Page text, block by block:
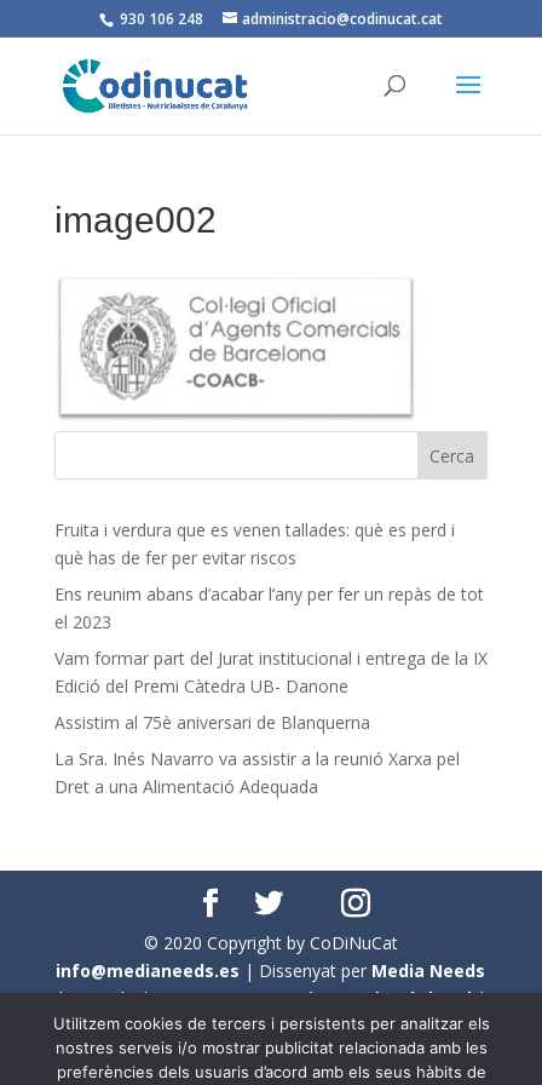
930 106 248 administracio@codinucat.cat
image002
Fruita i verdura que es venen tallades: què es perd i
què has de fer per evitar riscos
Ens reunim abans d’acabar l’any per fer un repàs de tot
el 2023
Vam formar part del Jurat institucional i entrega de la IX
Edició del Premi Càtedra UB- Danone
Assistim al 75è aniversari de Blanquerna
La Sra. Inés Navarro va assistir a la reunió Xarxa pel
Dret a una Alimentació Adequada
© 2020 Copyright by CoDiNuCat
info@medianeeds.es | Dissenyat per Media Needs
| Tots els drets reservats aCoDiNuCat |Avís legal|
Avís per cookies
Utilitzem cookies de tercers i persistents per analitzar els
nostres serveis i/o mostrar publicitat relacionada amb les
preferències dels usuaris d’acord amb els seus hàbits de